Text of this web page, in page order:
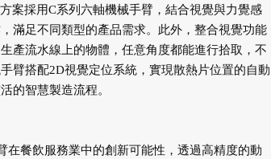
案採用C系列六軸機械手臂，結合視覺與力覺感
滿足不同類型的產品需求。此外，整合視覺功能
產流水線上的物體，任意角度都能進行拾取，不
臂搭配2D視覺定位系統，實現散熱片位置的自動
的智慧製造流程。
在餐飲服務業中的創新可能性，透過高精度的動